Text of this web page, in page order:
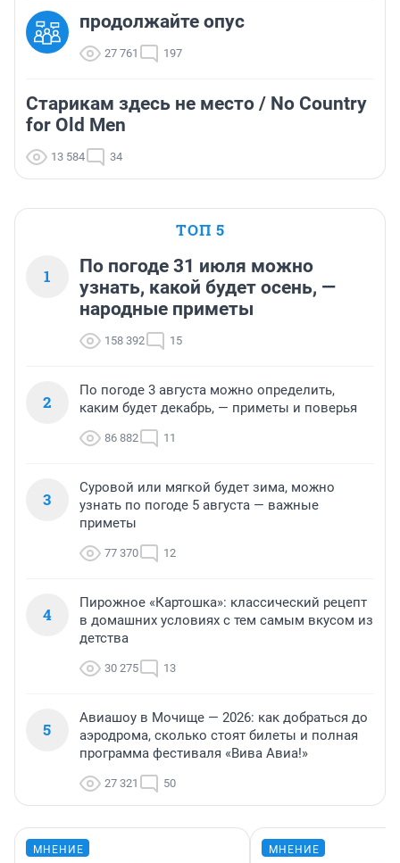
продолжайте опус
27 761 197
Старикам здесь не место / No Country
for Old Men
13 584 34
ТОП 5
1
По погоде 31 июля можно
узнать, какой будет осень, —
народные приметы
158 392 15
2
По погоде 3 августа можно определить,
каким будет декабрь, — приметы и поверья
86 882 11
3
Суровой или мягкой будет зима, можно
узнать по погоде 5 августа — важные
приметы
77 370 12
4
Пирожное «Картошка»: классический рецепт
в домашних условиях с тем самым вкусом из
детства
30 275 13
5
Авиашоу в Мочище — 2026: как добраться до
аэродрома, сколько стоят билеты и полная
программа фестиваля «Вива Авиа!»
27 321 50
МНЕНИЕ МНЕНИЕ